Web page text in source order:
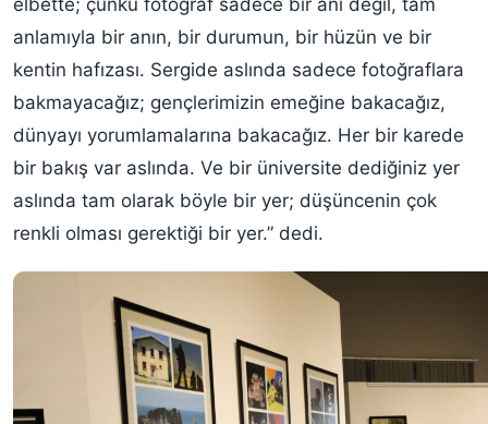
anlamıyla bir anın, bir durumun, bir hüzün ve bir
kentin hafızası. Sergide aslında sadece fotoğraflara
bakmayacağız; gençlerimizin emeğine bakacağız,
dünyayı yorumlamalarına bakacağız. Her bir karede
bir bakış var aslında. Ve bir üniversite dediğiniz yer
aslında tam olarak böyle bir yer; düşüncenin çok
renkli olması gerektiği bir yer.” dedi.